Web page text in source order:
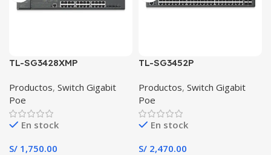
TL-SG3428XMP
Productos, Switch Gigabit
Poe
En stock
S/ 1,750.00
TL-SG3452P
Productos, Switch Gigabit
Poe
En stock
S/ 2,470.00